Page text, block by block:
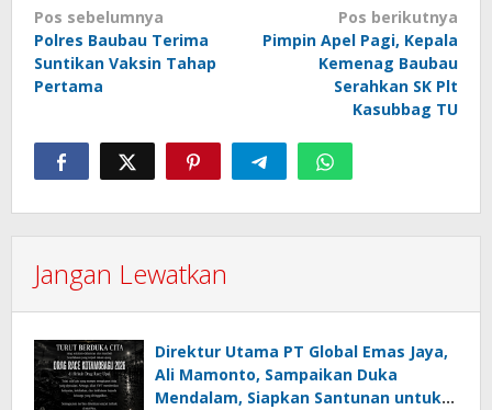
Navigasi
pos
Pos sebelumnya
Polres Baubau Terima
Suntikan Vaksin Tahap
Pertama
Pos berikutnya
Pimpin Apel Pagi, Kepala
Kemenag Baubau
Serahkan SK Plt
Kasubbag TU
Jangan Lewatkan
Direktur Utama PT Global Emas Jaya,
Ali Mamonto, Sampaikan Duka
Mendalam, Siapkan Santunan untuk